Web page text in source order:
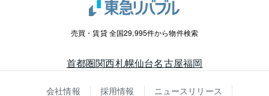
売買・賃貸 全国29,995件から物件検索
首都圏関西札幌仙台名古屋福岡
会社情報 採用情報
ニュースリリース